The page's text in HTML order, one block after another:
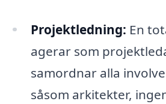
Projektledning: En
agerar som
samordnar alla
såsom arkitekter,